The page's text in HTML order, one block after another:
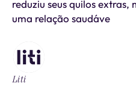
reduziu seus quilos
uma relação saudáve
Liti